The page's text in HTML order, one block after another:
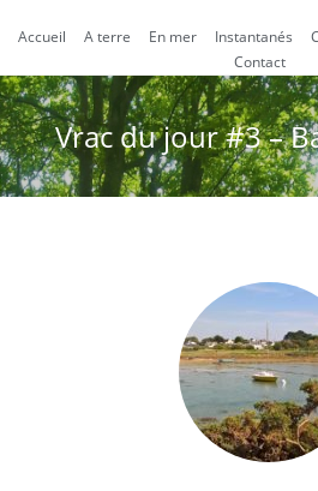
Accueil A terre En mer Instantanés
Contact
Vrac du jour #3 –